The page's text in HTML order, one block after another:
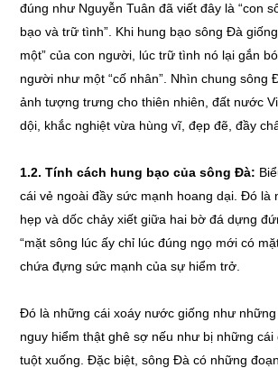
đúng như Nguyễn Tuân đã viết đây là “con
bạo và trữ tình”. Khi hung bạo sông Đà
một” của con người, lúc trữ tình nó lại gắn
người như một “cố nhân”. Nhìn chung sông
ảnh tượng trưng cho thiên nhiên, đất nước
dội, khắc nghiệt vừa hùng vĩ, đẹp đẽ, đầy
1.2. Tính cách hung bạo của sông Đà:
cái vẻ ngoài đầy sức mạnh hoang dại. Đó là
hẹp và dốc chảy xiết giữa hai bờ đá dựng
“mặt sông lúc ấy chỉ lúc đúng ngọ mới có
chứa đựng sức mạnh của sự hiểm trở.
Đó là những cái xoáy nước giống như
nguy hiểm thật ghê sợ nếu như bị những cái
tuột xuống. Đặc biệt, sông Đà có những